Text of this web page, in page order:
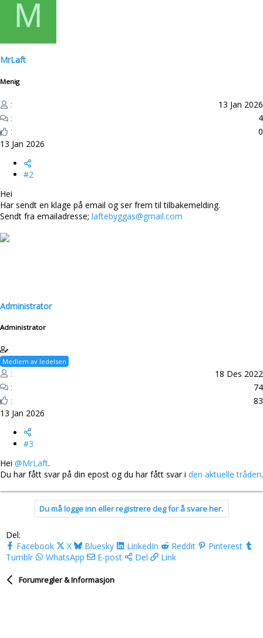
o
n
e
:
M
MrLaft
Menig
13 Jan 2026
4
0
13 Jan 2026
#2
Hei
Har sendt en klage på email og ser frem til tilbakemelding.
Sendt fra emailadresse; laftebyggas@gmail.com
Administrator
Administrator
Medlem av ledelsen
18 Des 2022
74
83
13 Jan 2026
#3
Hei @MrLaft.
Du har fått svar på din epost og du har fått svar i den aktuelle tråden.
Du må logge inn eller registrere deg for å svare her.
Del:
Facebook
X Bluesky LinkedIn Reddit
Pinterest
Tumblr
WhatsApp E-post Del Link
Forumregler & Informasjon